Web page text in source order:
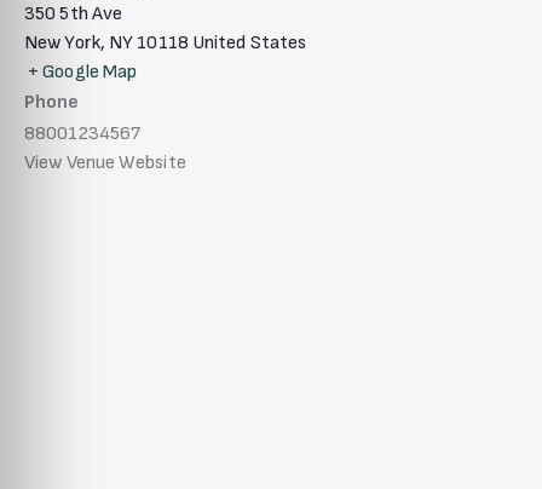
350 5th Ave
New York, NY 10118 United States
+ Google Map
Phone
88001234567
View Venue Website